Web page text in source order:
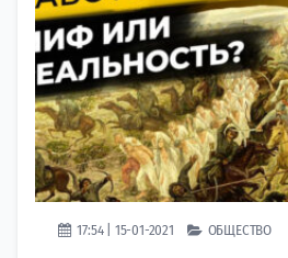
17:54 | 15-01-2021 ОБЩЕСТВО